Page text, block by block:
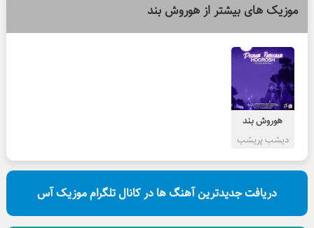
موزیک های بیشتر از هوروش بند
هوروش بند
دیشب پریشب
دریافت جدیدترین آهنگ ها در کانال تلگرام موزیک آس